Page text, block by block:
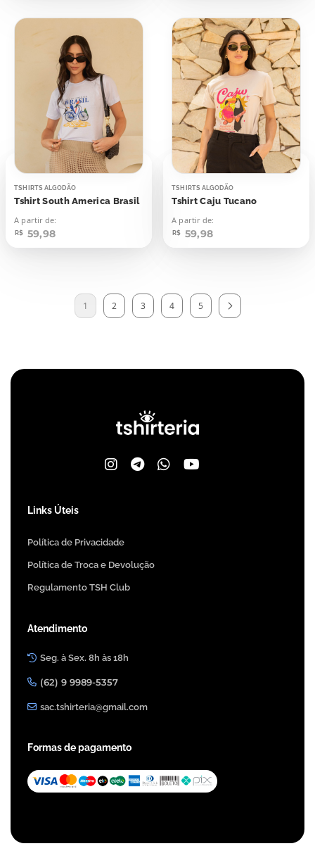
TSHIRTS ALGODÃO
Tshirt South America Brasil
A partir de:
R$ 59,98
TSHIRTS ALGODÃO
Tshirt Caju Tucano
A partir de:
R$ 59,98
1 2 3 4 5
Links Úteis
Política de Privacidade
Política de Troca e Devolução
Regulamento TSH Club
Atendimento
Seg. à Sex. 8h às 18h
(62) 9 9989-5357
sac.tshirteria@gmail.com
Formas de pagamento